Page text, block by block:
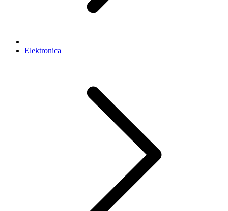
Elektronica